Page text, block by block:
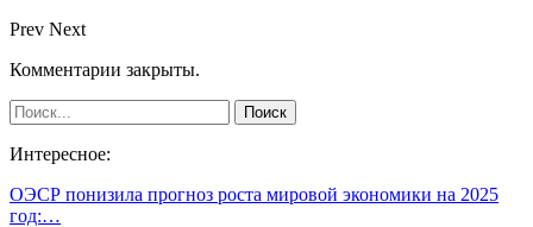
Prev Next
Комментарии закрыты.
Интересное:
ОЭСР понизила прогноз роста мировой экономики на 2025
год:…